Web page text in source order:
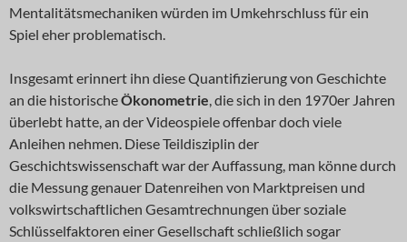
Mentalitätsmechaniken würden im Umkehrschluss für ein
Spiel eher problematisch.
Insgesamt erinnert ihn diese Quantifizierung von Geschichte
an die historischeÖkonometrie, die sich in den 1970er Jahren
überlebt hatte, an der Videospiele offenbar doch viele
Anleihen nehmen. Diese Teildisziplin der
Geschichtswissenschaft war der Auffassung, man könne durch
die Messung genauer Datenreihen von Marktpreisen und
volkswirtschaftlichen Gesamtrechnungen über soziale
Schlüsselfaktoren einer Gesellschaft schließlich sogar